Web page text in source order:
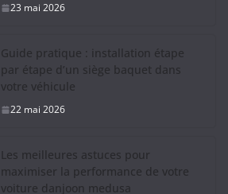
23 mai 2026
Guide pratique : installation étape
par étape d’un siège baquet dans
votre véhicule
22 mai 2026
Les meilleures astuces pour
maximiser la performance de votre
voiture danjoon medusa